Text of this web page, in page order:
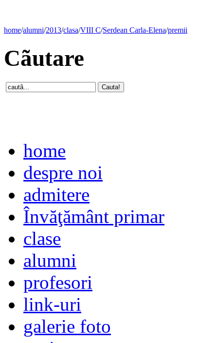
home/alumni/2013/clasa/VIII C/Serdean Carla-Elena/premii
Cãutare
home
despre noi
admitere
Învăţământ primar
clase
alumni
profesori
link-uri
galerie foto